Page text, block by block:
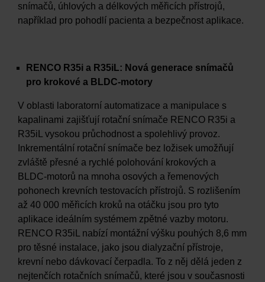
snímačů, úhlových a délkových měřicích přístrojů,
například pro pohodlí pacienta a bezpečnost aplikace.
RENCO R35i a R35iL: Nová generace snímačů
pro krokové a BLDC-motory
V oblasti laboratorní automatizace a manipulace s
kapalinami zajišťují rotační snímače RENCO R35i a
R35iL vysokou průchodnost a spolehlivý provoz.
Inkrementální rotační snímače bez ložisek umožňují
zvláště přesné a rychlé polohování krokových a
BLDC-motorů na mnoha osových a řemenových
pohonech krevních testovacích přístrojů. S rozlišením
až 40 000 měřicích kroků na otáčku jsou pro tyto
aplikace ideálním systémem zpětné vazby motoru.
RENCO R35iL nabízí montážní výšku pouhých 8,6 mm
pro těsné instalace, jako jsou dialyzační přístroje,
krevní nebo dávkovací čerpadla. To z něj dělá jeden z
nejtenčích rotačních snímačů, které jsou v současnosti